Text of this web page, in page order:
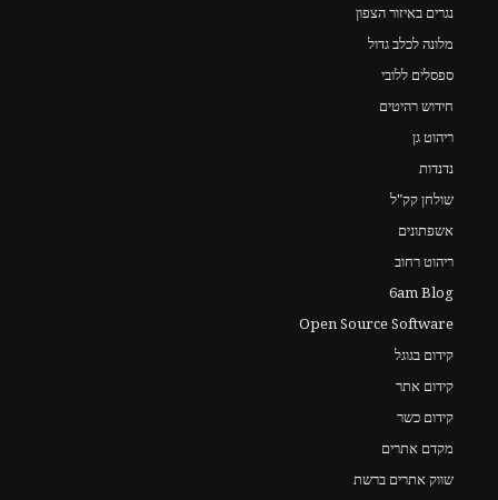
נגרים באיזור הצפון
מלונה לכלב גדול
ספסלים ללובי
חידוש רהיטים
ריהוט גן
נדנדות
שולחן קק"ל
אשפתונים
ריהוט רחוב
6am Blog
Open Source Software
קידום בגוגל
קידום אתר
קידום כשר
מקדם אתרים
שווק אתרים ברשת